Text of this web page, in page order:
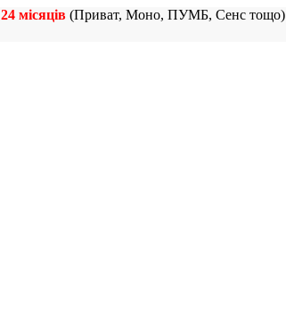
24 місяців(Приват, Моно, ПУМБ, Сенс тощо)